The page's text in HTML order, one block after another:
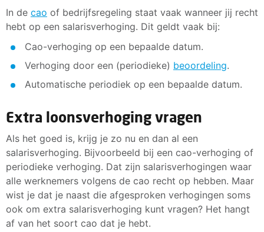
In de cao of bedrijfsregeling staat vaak wanneer jij recht
hebt op een salarisverhoging. Dit geldt vaak bij:
Cao-verhoging op een bepaalde datum.
Verhoging door een (periodieke) beoordeling.
Automatische periodiek op een bepaalde datum.
Extra loonsverhoging vragen
Als het goed is, krijg je zo nu en dan al een
salarisverhoging. Bijvoorbeeld bij een cao-verhoging of
periodieke verhoging. Dat zijn salarisverhogingen waar
alle werknemers volgens de cao recht op hebben. Maar
wist je dat je naast die afgesproken verhogingen soms
ook om extra salarisverhoging kunt vragen? Het hangt
af van het soort cao dat je hebt.